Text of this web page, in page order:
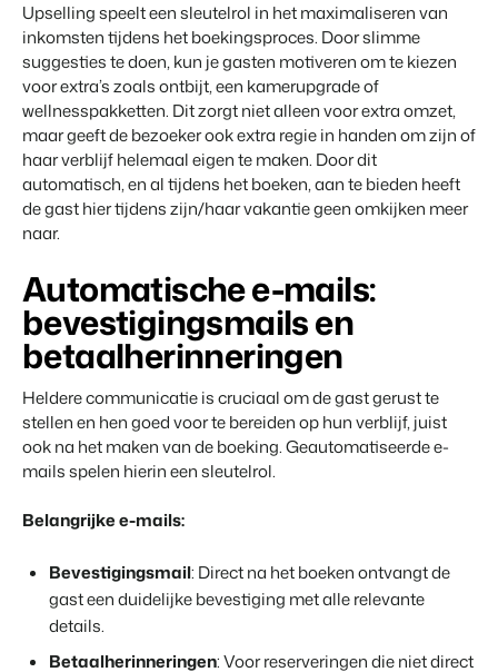
Upselling speelt een sleutelrol in het maximaliseren van
inkomsten tijdens het boekingsproces. Door slimme
suggesties te doen, kun je gasten motiveren om te kiezen
voor extra’s zoals ontbijt, een kamerupgrade of
wellnesspakketten. Dit zorgt niet alleen voor extra omzet,
maar geeft de bezoeker ook extra regie in handen om zijn of
haar verblijf helemaal eigen te maken. Door dit
automatisch, en al tijdens het boeken, aan te bieden heeft
de gast hier tijdens zijn/haar vakantie geen omkijken meer
naar.
Automatische e-mails:
bevestigingsmails en
betaalherinneringen
Heldere communicatie is cruciaal om de gast gerust te
stellen en hen goed voor te bereiden op hun verblijf, juist
ook na het maken van de boeking. Geautomatiseerde e-
mails spelen hierin een sleutelrol.
Belangrijke e-mails:
Bevestigingsmail: Direct na het boeken ontvangt de
gast een duidelijke bevestiging met alle relevante
details.
Betaalherinneringen: Voor reserveringen die niet direct